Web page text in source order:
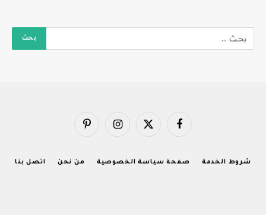
فيسبوك X
الانستغرامبينتيريست
شروط الخدمة صفحة سياسة الخصوصية من نحن اتصل بنا